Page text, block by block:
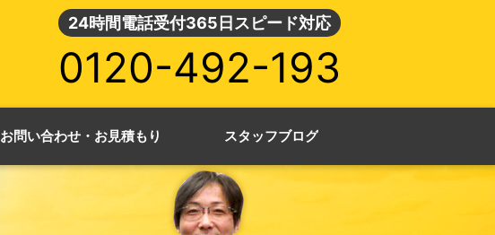
24時間電話受付365日スピード対応
0120-492-193
お問い合わせ・お見積もり スタッフブログ